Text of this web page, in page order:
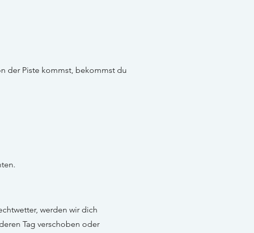
der Piste kommst, bekommst du
werden wir dich
Tag verschoben oder